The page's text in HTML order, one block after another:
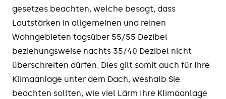
gesetzes beachten, welche besagt, dass
Lautstärken in allgemeinen und reinen
Wohngebieten tagsüber 55/55 Dezibel
beziehungsweise nachts 35/40 Dezibel nicht
überschreiten dürfen. Dies gilt somit auch für Ihre
Klimaanlage unter dem Dach, weshalb Sie
beachten sollten, wie viel Lärm Ihre Klimaanlage